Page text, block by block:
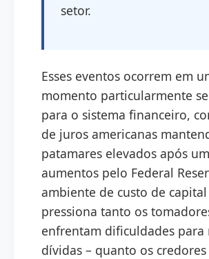
setor.
Esses eventos ocorrem em
momento particularmente
para o sistema financeiro,
de juros americanas
patamares elevados após
aumentos pelo Federal
ambiente de custo de
pressiona tanto os
enfrentam dificuldades para
dívidas – quanto os credores